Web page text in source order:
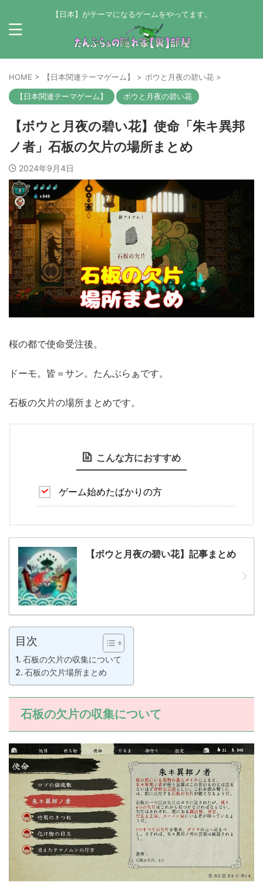
【日本】がテーマになるゲームをやってます。
HOME > 【日本関連テーマゲーム】 > ボウと月夜の碧い花 >
【日本関連テーマゲーム】 ボウと月夜の碧い花
【ボウと月夜の碧い花】使命「朱キ異邦
ノ者」石板の欠片の場所まとめ
2024年9月4日
桜の都で使命受注後。
ドーモ。皆＝サン。たんぶらぁです。
石板の欠片の場所まとめです。
こんな方におすすめ
ゲーム始めたばかりの方
【ボウと月夜の碧い花】記事まとめ
目次
石板の欠片の収集について
石板の欠片場所まとめ
石板の欠片の収集について